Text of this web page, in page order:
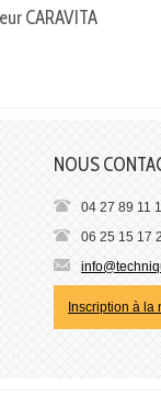
CARAVITA
NOUS
04 27 89 11
06 25 15 17
Inscription à la